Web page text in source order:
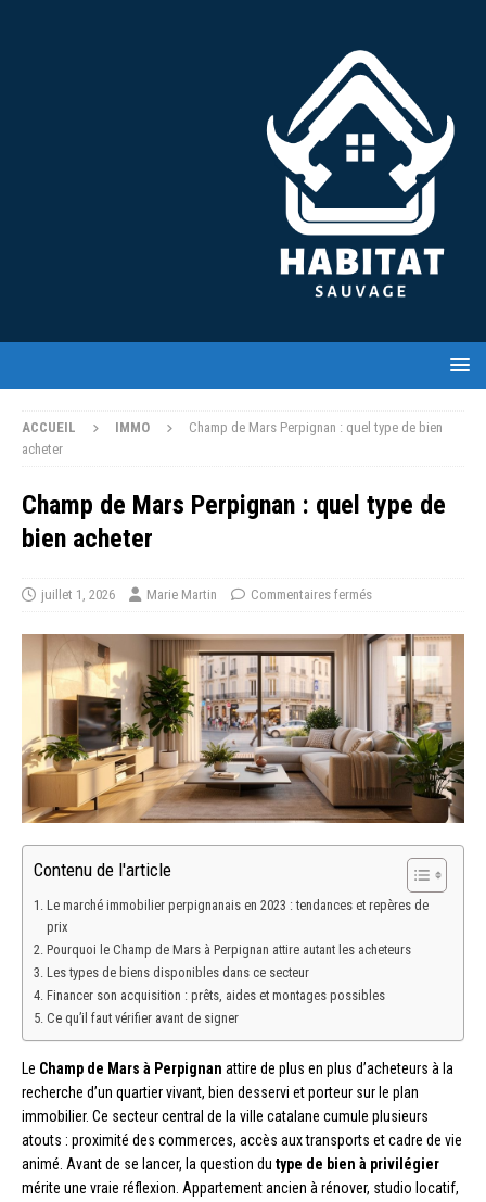
ACCUEIL IMMO
Champ de Mars Perpignan : quel type de bien
acheter
Champ de Mars Perpignan : quel type de
bien acheter
juillet 1, 2026 Marie Martin Commentaires fermés
Contenu de l'article
Le marché immobilier perpignanais en 2023 : tendances et repères de
prix
Pourquoi le Champ de Mars à Perpignan attire autant les acheteurs
Les types de biens disponibles dans ce secteur
Financer son acquisition : prêts, aides et montages possibles
Ce qu’il faut vérifier avant de signer
Le Champ de Mars à Perpignan attire de plus en plus d’acheteurs à la
recherche d’un quartier vivant, bien desservi et porteur sur le plan
immobilier. Ce secteur central de la ville catalane cumule plusieurs
atouts : proximité des commerces, accès aux transports et cadre de vie
animé. Avant de se lancer, la question du type de bien à privilégier
mérite une vraie réflexion. Appartement ancien à rénover, studio locatif,